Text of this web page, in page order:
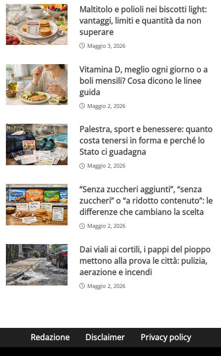
Maltitolo e polioli nei biscotti light:
vantaggi, limiti e quantità da non
superare
Maggio 3, 2026
Vitamina D, meglio ogni giorno o a
boli mensili? Cosa dicono le linee
guida
Maggio 2, 2026
Palestra, sport e benessere: quanto
costa tenersi in forma e perché lo
Stato ci guadagna
Maggio 2, 2026
“Senza zuccheri aggiunti”, “senza
zuccheri” o “a ridotto contenuto”: le
differenze che cambiano la scelta
Maggio 2, 2026
Dai viali ai cortili, i pappi del pioppo
mettono alla prova le città: pulizia,
aerazione e incendi
Maggio 2, 2026
Redazione Disclaimer Privacy policy